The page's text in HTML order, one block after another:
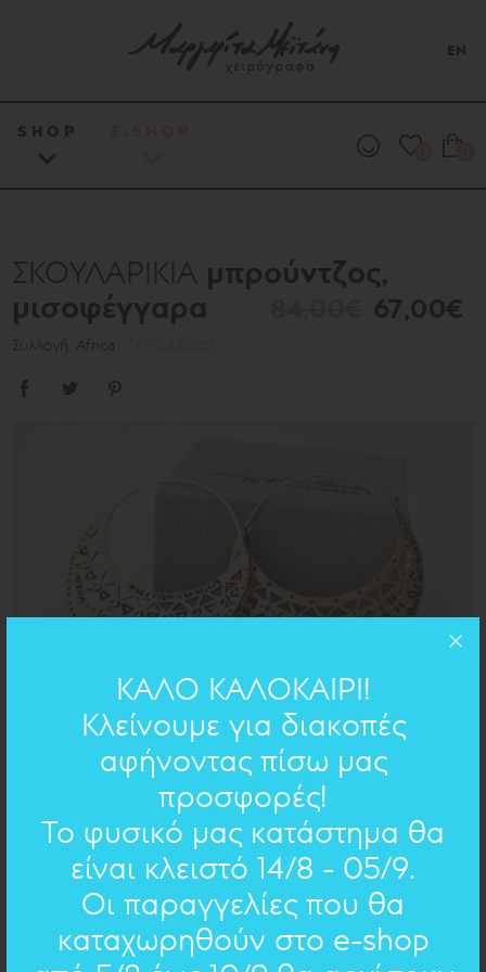
SHOP
EN
ΣΚΟΥΛΑΡΙΚΙΑ μπρούντζος,
μισοφέγγαρα
67,00€
Συλλογή: Africa
ΔΙΑΣΤΑΣΕΙΣ: 5 Χ 5,5 cm
ΚΑΛΟ ΚΑΛΟΚΑΙΡΙ!
Κλείνουμε για διακοπές
αφήνοντας πίσω μας
προσφορές!
Το φυσικό μας κατάστημα θα
είναι κλειστό 14/8 - 05/9.
Οι παραγγελίες που θα
καταχωρηθούν στο e-shop